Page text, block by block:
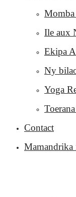
Ile aux
Ekipa
Ny
Yoga
Contact
Mamandrika